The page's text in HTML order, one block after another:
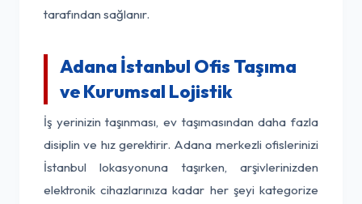
tarafından sağlanır.
Adana İstanbul Ofis Taşıma
ve Kurumsal Lojistik
İş yerinizin taşınması, ev taşımasından daha fazla
disiplin ve hız gerektirir. Adana merkezli ofislerinizi
İstanbul lokasyonuna taşırken, arşivlerinizden
elektronik cihazlarınıza kadar her şeyi kategorize